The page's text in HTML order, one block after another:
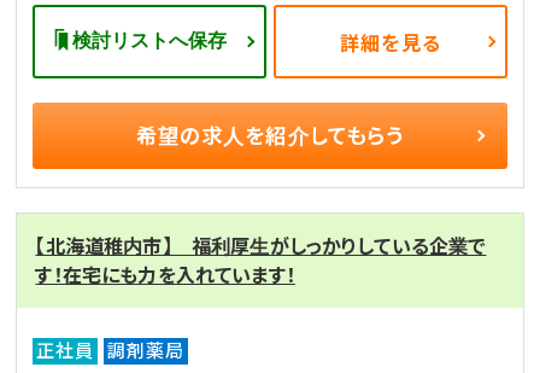
検討リストへ保存 詳細を見る
希望の求人を紹介してもらう
【北海道稚内市】 福利厚生がしっかりしている企業で
す！在宅にも力を入れています！
正社員 調剤薬局